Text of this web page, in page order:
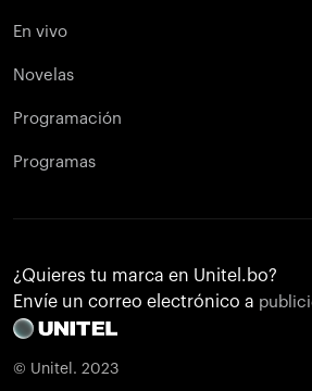
En vivo
Novelas
Programación
Programas
¿Quieres tu marca en Unitel.bo?
Envíe un correo electrónico a
© Unitel. 2023